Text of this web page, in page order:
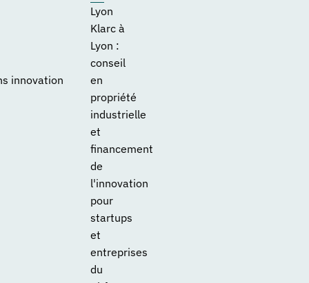
innovation
Lyon
Klarc à
Lyon :
conseil
en
propriété
industrielle
et
financement
de
l'innovation
pour
startups
et
entreprises
du